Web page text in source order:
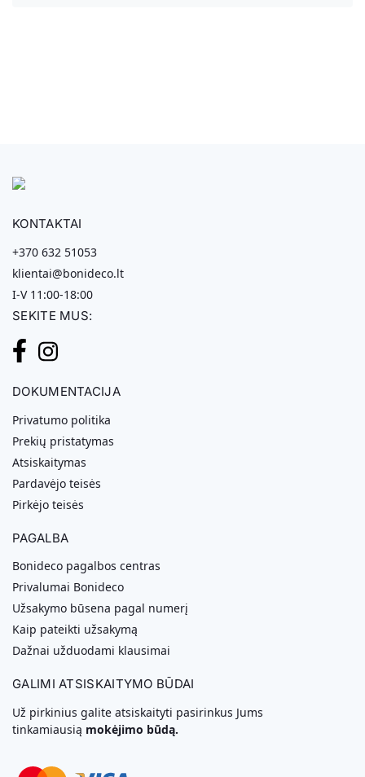
KONTAKTAI
+370 632 51053
klientai@bonideco.lt
I-V 11:00-18:00
SEKITE MUS:
DOKUMENTACIJA
Privatumo politika
Prekių pristatymas
Atsiskaitymas
Pardavėjo teisės
Pirkėjo teisės
PAGALBA
Bonideco pagalbos centras
Privalumai Bonideco
Užsakymo būsena pagal numerį
Kaip pateikti užsakymą
Dažnai užduodami klausimai
GALIMI ATSISKAITYMO BŪDAI
Už pirkinius galite atsiskaityti pasirinkus Jums
tinkamiausią mokėjimo būdą.